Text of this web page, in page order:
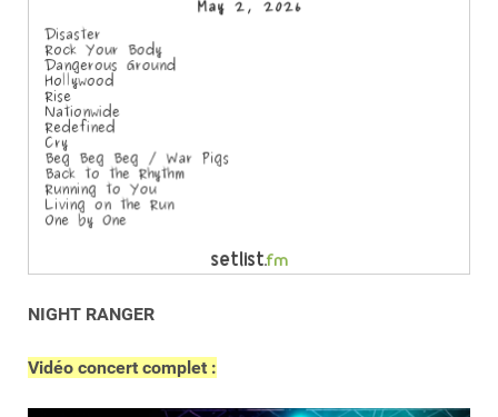
NIGHT RANGER
Vidéo concert complet :